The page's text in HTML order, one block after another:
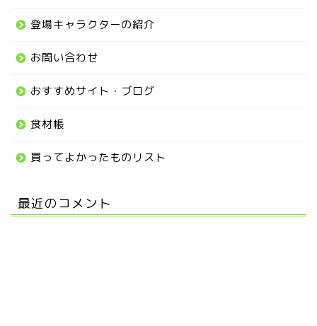
登場キャラクターの紹介
お問い合わせ
おすすめサイト・ブログ
食材帳
買ってよかったものリスト
最近のコメント